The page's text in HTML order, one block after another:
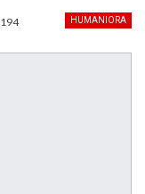
HUMANIORA
194